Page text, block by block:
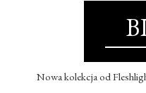
Nowa kolekcja od